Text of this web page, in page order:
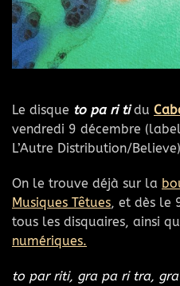
Le disque to pa ri tidu
vendredi 9 décembre
L’Autre Distribution/
On le trouve déjà sur la
Musiques Têtues, et dès le
tous les disquaires, ainsi
numériques.
to par riti, gra pa ri tra,